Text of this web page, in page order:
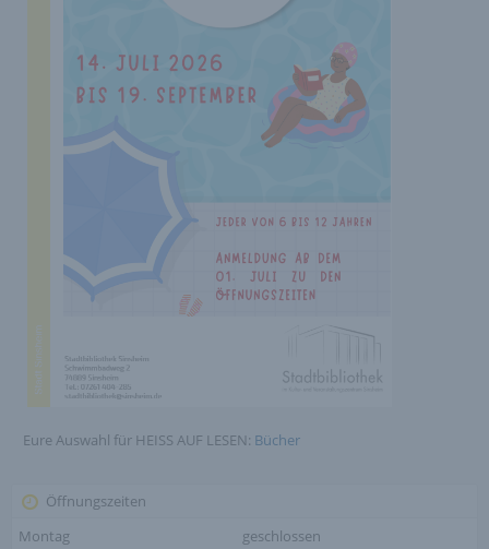
Eure Auswahl für HEISS AUF LESEN: Bücher
Öffnungszeiten
Montag
geschlossen